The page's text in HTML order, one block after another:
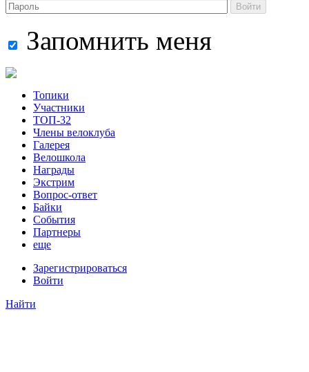
Войти
Запомнить меня
Топики
Участники
ТОП-32
Члены велоклуба
Галерея
Велошкола
Награды
Экстрим
Вопрос-ответ
Байки
События
Партнеры
еще
Зарегистрироваться
Войти
Найти